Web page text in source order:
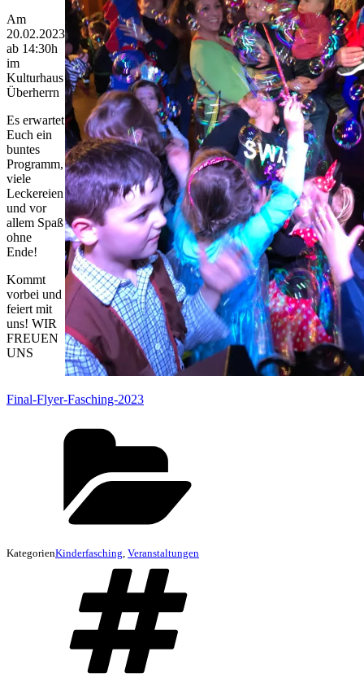
Am
20.02.2023
ab 14:30h
im
Kulturhaus
Überherrn
Es erwartet
Euch ein
buntes
Programm,
viele
Leckereien
und vor
allem Spaß
ohne
Ende!
Kommt
vorbei und
feiert mit
uns! WIR
FREUEN
UNS
Final-Flyer-Fasching-2023
KategorienKinderfasching, Veranstaltungen